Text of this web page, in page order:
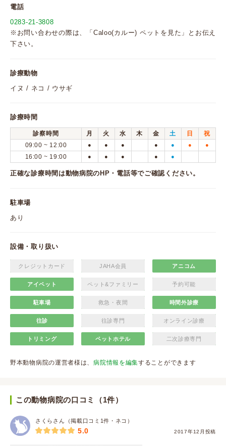
電話
0283-21-3808
※お問い合わせの際は、「Caloo(カルー) ペットを見た」とお伝え
下さい。
診療動物
イヌ / ネコ / ウサギ
診療時間
診察時間 月 火 水 木 金 土 日
祝
09:00 ~ 12:00
● ● ● ● ● ● ●
16:00 ~ 19:00 ● ● ● ● ●
正確な診療時間は動物病院のHP・電話等でご確認ください。
駐車場
あり
設備・取り扱い
クレジットカード JAHA会員 アニコム
アイペット ペット&ファミリー 予約可能
駐車場 救急・夜間 時間外診療
往診 往診専門 オンライン診療
トリミング ペットホテル 二次診療専門
野本動物病院の運営者様は、病院情報を編集することができます
この動物病院の口コミ（1件）
さくらさん（掲載口コミ1件・ネコ）
2017年12月投稿
5.0